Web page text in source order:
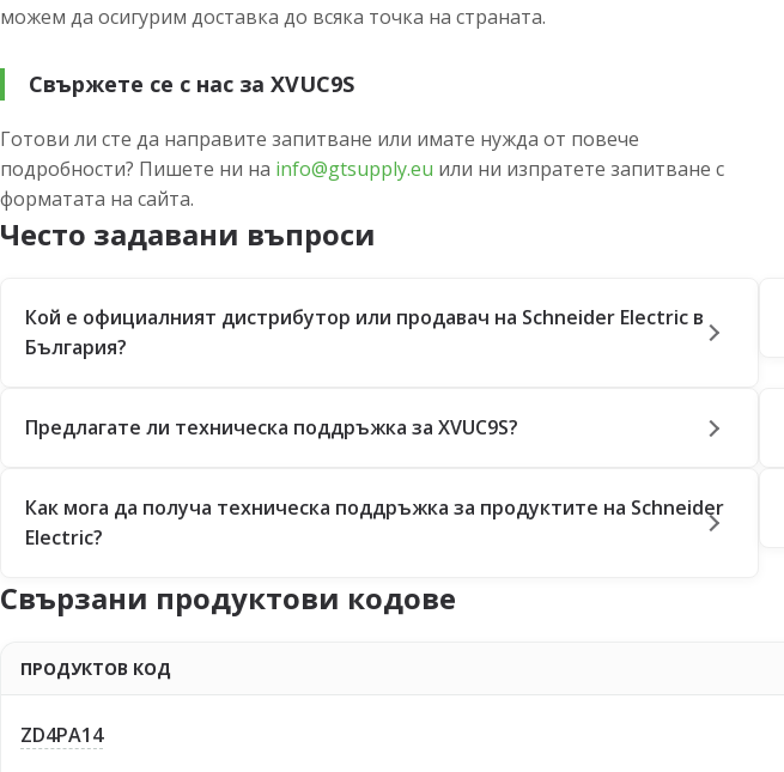
можем да осигурим доставка до всяка точка на страната.
Свържете се с нас за XVUC9S
Готови ли сте да направите запитване или имате нужда от повече
подробности? Пишете ни на info@gtsupply.eu или ни изпратете запитване с
форматата на сайта.
Често задавани въпроси
Кой е официалният дистрибутор или продавач на Schneider Electric в
България?
Предлагате ли техническа поддръжка за XVUC9S?
Как мога да получа техническа поддръжка за продуктите на Schneider
Electric?
Свързани продуктови кодове
ПРОДУКТОВ КОД
ZD4PA14